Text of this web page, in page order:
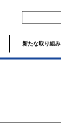
新たな取り組み